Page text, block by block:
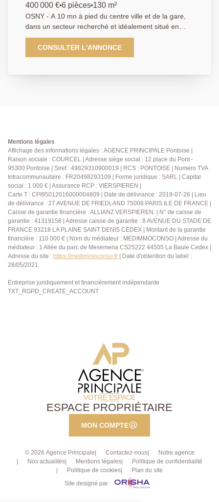
400 000 € 6 pièces 130 m²
OSNY - A 10 mn à pied du centre ville et de la gare,
dans un secteur recherché et idéalement situé en
face du Parc de GROUCHY, proche des écoles et
collège, maison individuelle offrant un double séjour
traversant avec cuisine américaine aménagée et
CONSULTER L'ANNONCE
Mentions légales
Affichage des informations légales : AGENCE PRINCIPALE Pontoise |
Raison sociale : COURCEL | Adresse siège social : 12 place du Pont -
95300 Pontoise | Siret : 49829310900019 | RCS : PONTOISE | Numero TVA
Intracommunautaire : FR20498293109 | Forme juridique : SARL | Capital
social : 1 000 € | Assurance RCP : VIERSPIEREN |
Carte T : CPI95012016000004809 | Date de délivrance : 2019-07-26 | Lieu
de délivrance : 27 AVENUE DE FRIEDLAND 75008 PARIS ILE DE FRANCE |
Caisse de garantie financière : ALLIANZ VERSPIEREN. | N° de caisse de
garantie : 41319158 | Adresse caisse de garantie : 8 AVENUE DU STADE DE
FRANCE 93218 LA PLAINE SAINT DENIS CEDEX | Montant de la garantie
financière : 110 000 € | Nom du médiateur : MEDIMMOCONSO | Adresse du
médiateur : 1 Allée du parc de Mesemena CS25222 44505 La Baule Cedex |
Adresse du site : https://medimmoconso.fr | Date d'obtention du label :
28/05/2021
Entreprise juridiquement et financièrement indépendante
TXT_RGPD_CREATE_ACCOUNT
VOTRE ESPACE
ESPACE PROPRIÉTAIRE
MON COMPTE
© 2026 Agence Principale Contactez-nous
Notre agence
Nos actualités
Mentions légales
Politique de confidentialité
Politique de cookies
Plan du site
Site designé par